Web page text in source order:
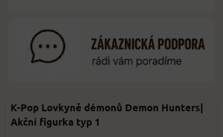
K-Pop Lovkyně démonů Demon Hunters|
Akční figurka typ 1